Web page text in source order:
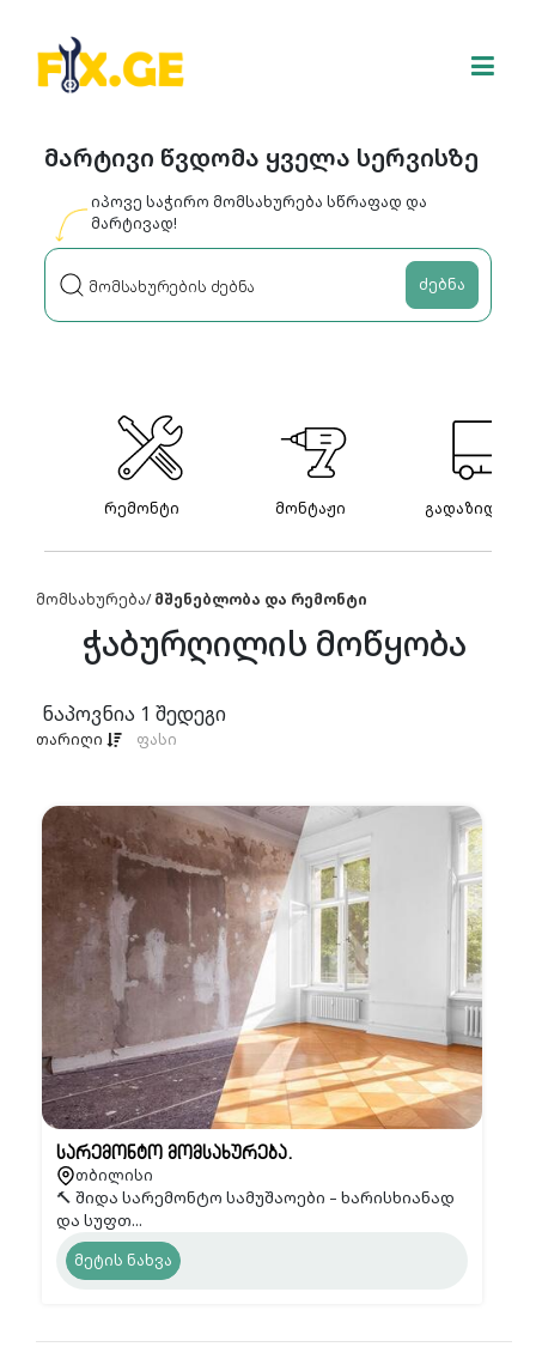
მარტივი წვდომა ყველა სერვისზე
იპოვე საჭირო მომსახურება სწრაფად და
მარტივად!
ძებნა
რემონტი მონტაჟი გადაზიდვები
მომსახურება/მშენებლობა და რემონტი
ჭაბურღილის მოწყობა
ნაპოვნია 1 შედეგი
თარიღი ფასი
სარემონტო მომსახურება.
თბილისი
🔨 შიდა სარემონტო სამუშაოები – ხარისხიანად
და სუფთ...
მეტის ნახვა